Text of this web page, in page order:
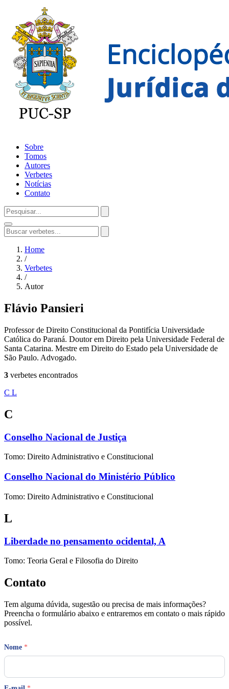
Sobre
Tomos
Autores
Verbetes
Notícias
Contato
Home
/
Verbetes
/
Autor
Flávio Pansieri
Professor de Direito Constitucional da Pontifícia Universidade
Católica do Paraná. Doutor em Direito pela Universidade Federal de
Santa Catarina. Mestre em Direito do Estado pela Universidade de
São Paulo. Advogado.
3 verbetes encontrados
C L
C
Conselho Nacional de Justiça
Tomo: Direito Administrativo e Constitucional
Conselho Nacional do Ministério Público
Tomo: Direito Administrativo e Constitucional
L
Liberdade no pensamento ocidental, A
Tomo: Teoria Geral e Filosofia do Direito
Contato
Tem alguma dúvida, sugestão ou precisa de mais informações?
Preencha o formulário abaixo e entraremos em contato o mais rápido
possível.
Nome *